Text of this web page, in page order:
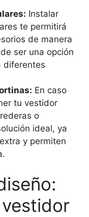
Instalar
te permitirá
de manera
ser una opción
diferentes
En caso
tu vestidor
o
ideal, ya
y permiten